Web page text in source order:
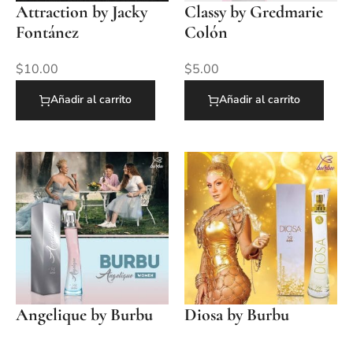
Attraction by Jacky
Fontánez
$10.00
Añadir al carrito
Classy by Gredmarie
Colón
$5.00
Añadir al carrito
Angelique by Burbu Diosa by Burbu